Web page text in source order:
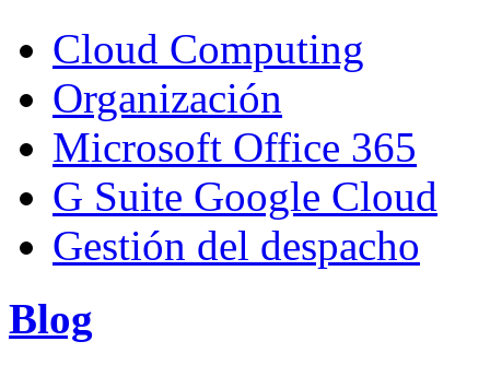
Cloud Computing
Organización
Microsoft Office 365
G Suite Google Cloud
Gestión del despacho
Blog